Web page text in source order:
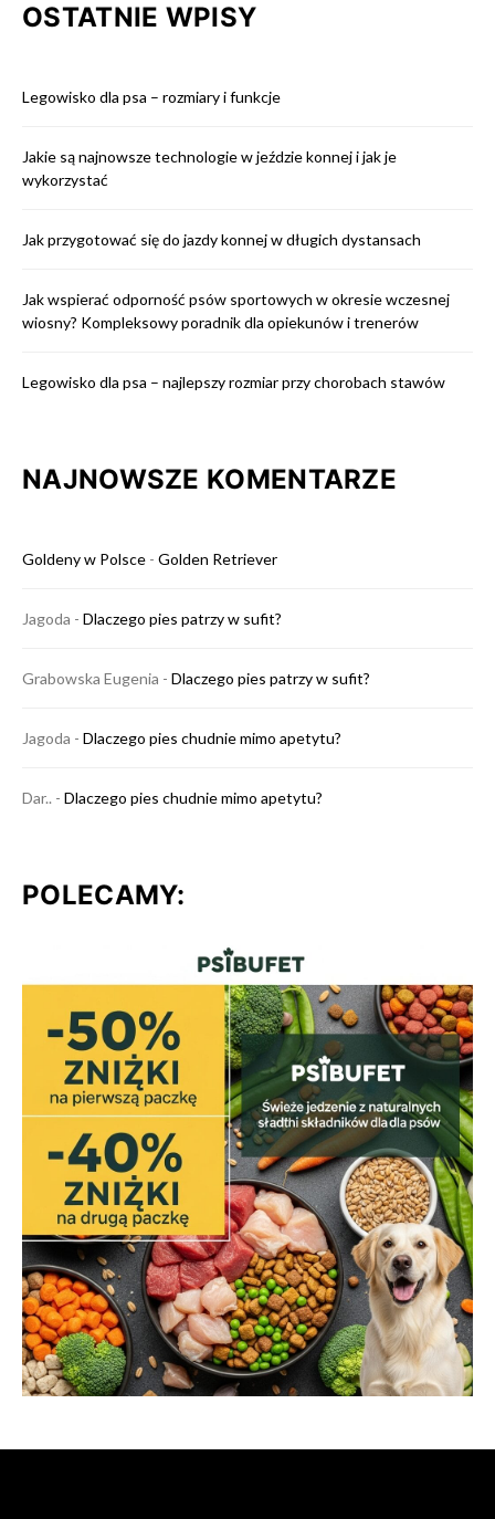
OSTATNIE WPISY
Legowisko dla psa – rozmiary i funkcje
Jakie są najnowsze technologie w jeździe konnej i jak je
wykorzystać
Jak przygotować się do jazdy konnej w długich dystansach
Jak wspierać odporność psów sportowych w okresie wczesnej
wiosny? Kompleksowy poradnik dla opiekunów i trenerów
Legowisko dla psa – najlepszy rozmiar przy chorobach stawów
NAJNOWSZE KOMENTARZE
Goldeny w Polsce - Golden Retriever
Jagoda - Dlaczego pies patrzy w sufit?
Grabowska Eugenia - Dlaczego pies patrzy w sufit?
Jagoda - Dlaczego pies chudnie mimo apetytu?
Dar.. - Dlaczego pies chudnie mimo apetytu?
POLECAMY: